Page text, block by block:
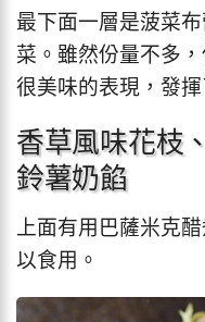
最下面一層是菠菜
菜。雖然份量不多
很美味的表現，發
香草風味花枝
鈴薯奶餡
上面有用巴薩米克
以食用。